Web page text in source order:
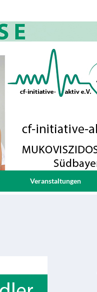
Veranstaltungen